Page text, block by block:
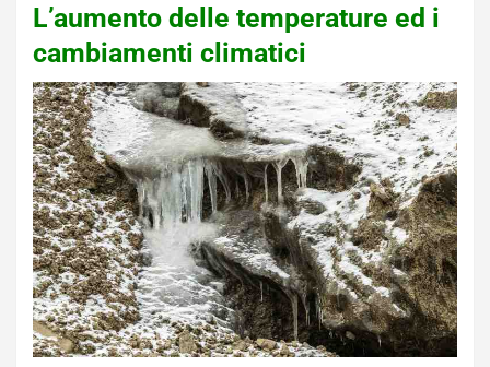
L’aumento delle temperature ed i
cambiamenti climatici